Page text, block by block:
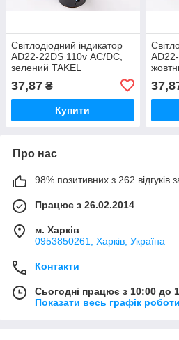
Світлодіодний індикатор
AD22-22DS 110v АC/DC,
зелений TAKEL
37,87 ₴
Купити
Про нас
98% позитивних з 262 відгуків
Працює з 26.02.2014
м. Харків
0953850261, Харків, Україна
Контакти
Сьогодні працює з 10:00 до
Показати весь графік роботи